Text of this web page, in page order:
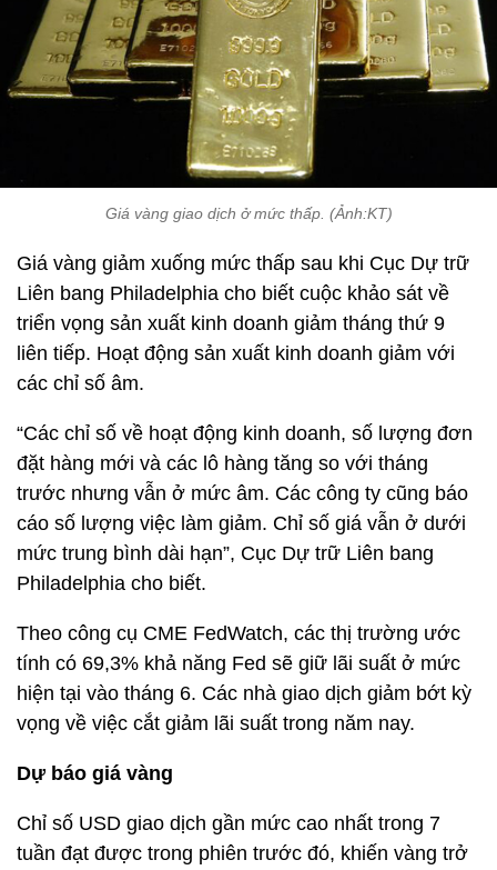
Giá vàng giao dịch ở mức thấp. (Ảnh:KT)
Giá vàng giảm xuống mức thấp sau khi Cục Dự trữ
Liên bang Philadelphia cho biết cuộc khảo sát về
triển vọng sản xuất kinh doanh giảm tháng thứ 9
liên tiếp. Hoạt động sản xuất kinh doanh giảm với
các chỉ số âm.
“Các chỉ số về hoạt động kinh doanh, số lượng đơn
đặt hàng mới và các lô hàng tăng so với tháng
trước nhưng vẫn ở mức âm. Các công ty cũng báo
cáo số lượng việc làm giảm. Chỉ số giá vẫn ở dưới
mức trung bình dài hạn”, Cục Dự trữ Liên bang
Philadelphia cho biết.
Theo công cụ CME FedWatch, các thị trường ước
tính có 69,3% khả năng Fed sẽ giữ lãi suất ở mức
hiện tại vào tháng 6. Các nhà giao dịch giảm bớt kỳ
vọng về việc cắt giảm lãi suất trong năm nay.
Dự báo giá vàng
Chỉ số USD giao dịch gần mức cao nhất trong 7
tuần đạt được trong phiên trước đó, khiến vàng trở